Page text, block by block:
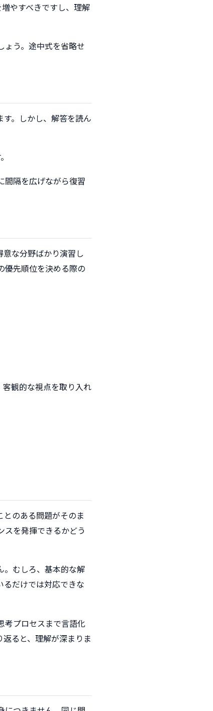
やすべきですし、理解
ょう。途中式を省略せ
。しかし、解答を読ん
間隔を広げながら復習
な分野ばかり演習し
優先順位を決める際の
観的な視点を取り入れ
のある問題がそのま
スを発揮できるかどう
。むしろ、基本的な解
だけでは対応できな
考プロセスまで言語化
ると、理解が深まりま